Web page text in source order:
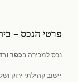
פרטי הנכס — בית 6 חדרים על מגרש 600 מ״ר ברחוב
נכס למכירה בכפר
יישוב קהילתי ירוק